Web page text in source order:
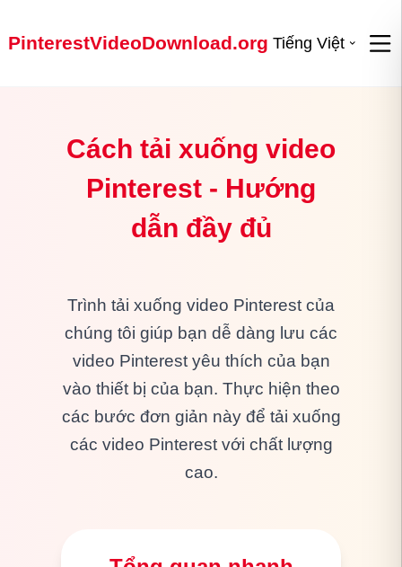
PinterestVideoDownload.org Tiếng Việt
Cách tải xuống video
Pinterest - Hướng
dẫn đầy đủ
Trình tải xuống video Pinterest của
chúng tôi giúp bạn dễ dàng lưu các
video Pinterest yêu thích của bạn
vào thiết bị của bạn. Thực hiện theo
các bước đơn giản này để tải xuống
các video Pinterest với chất lượng
cao.